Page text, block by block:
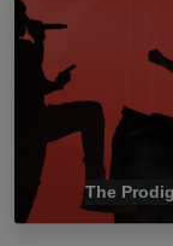
The